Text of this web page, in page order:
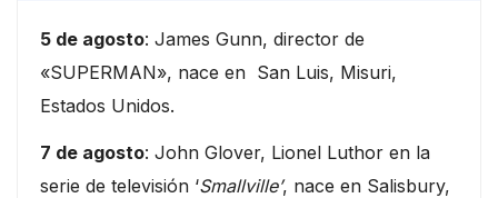
5 de agosto: James Gunn, director de
«SUPERMAN», nace en San Luis, Misuri,
Estados Unidos.
7 de agosto: John Glover, Lionel Luthor en la
serie de televisión ‘Smallville’, nace en Salisbury,